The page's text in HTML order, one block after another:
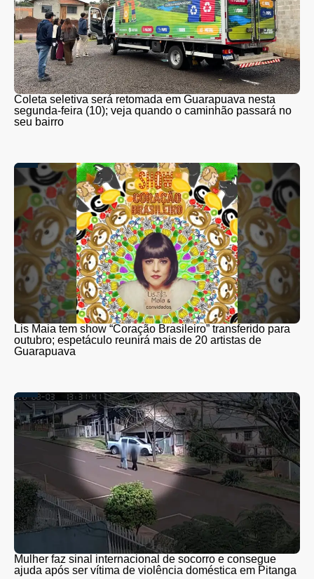
Coleta seletiva será retomada em Guarapuava nesta
segunda-feira (10); veja quando o caminhão passará no
seu bairro
Lis Maia tem show “Coração Brasileiro” transferido para
outubro; espetáculo reunirá mais de 20 artistas de
Guarapuava
Mulher faz sinal internacional de socorro e consegue
ajuda após ser vítima de violência doméstica em Pitanga